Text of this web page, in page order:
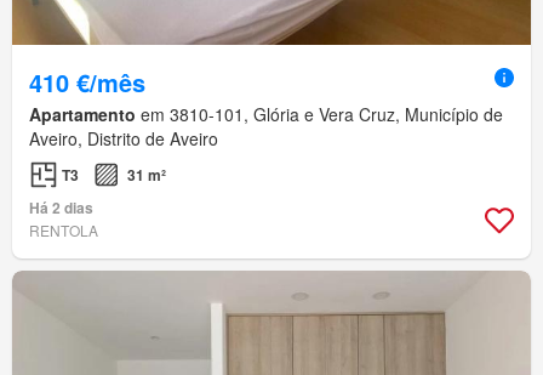
410 €/mês
Apartamento em 3810-101, Glória e Vera Cruz, Município de
Aveiro, Distrito de Aveiro
T3
31 m²
Há 2 dias
RENTOLA